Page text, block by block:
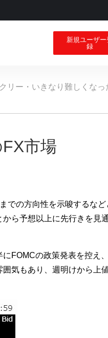
新規ユーザー
録
リー・いきなり難しくな
市場
での方向性を示唆するな
ら予想以上に先行きを見
FOMCの政策発表を控え
気もあり、週明けから上